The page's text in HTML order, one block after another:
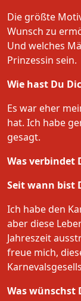
Die größte
Wunsch zu
Und welches
Prinzessin sein.
Wie hast Du
Es war eher
hat. Ich habe
gesagt.
Was verbindet
Seit wann bist
Ich habe den
aber diese
Jahreszeit
freue mich,
Was wünschst